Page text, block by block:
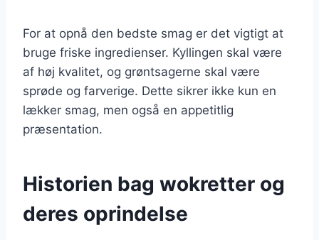
For at opnå den bedste smag er det vigtigt at
bruge friske ingredienser. Kyllingen skal være
af høj kvalitet, og grøntsagerne skal være
sprøde og farverige. Dette sikrer ikke kun en
lækker smag, men også en appetitlig
præsentation.
Historien bag wokretter og
deres oprindelse